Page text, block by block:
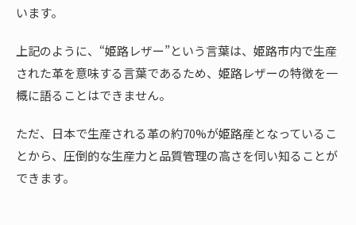
います。
上記のように、“姫路レザー”という言葉は、姫路市内で生産
された革を意味する言葉であるため、姫路レザーの特徴を一
概に語ることはできません。
ただ、日本で生産される革の約70%が姫路産となっているこ
とから、圧倒的な生産力と品質管理の高さを伺い知ることが
できます。